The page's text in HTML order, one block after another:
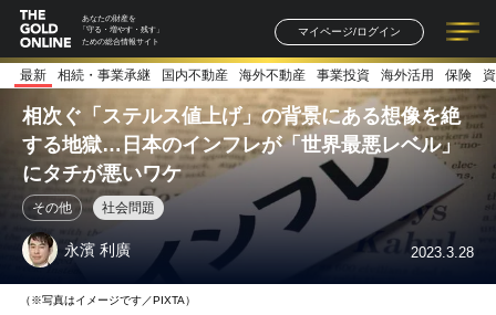
あなたの財産を
「守る・増やす・残す」
ための総合情報サイト
マイページ/ログイン
記事一覧 連載一覧
著者一覧 書籍一覧
最新 相続・事業承継 国内不動産 海外不動産 事業投資 海外活用 保険
相次ぐ「ステルス値上げ」の背景にある想像を絶
する地獄…日本のインフレが「世界最悪レベル」
にタチが悪いワケ
その他 社会問題
永濱 利廣 2023.3.28
（※写真はイメージです／PIXTA）